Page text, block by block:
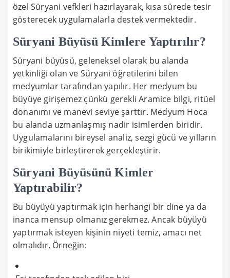
özel Süryani vefkleri hazırlayarak, kısa sürede tesir
gösterecek uygulamalarla destek vermektedir.
Süryani Büyüsü Kimlere Yaptırılır?
Süryani büyüsü, geleneksel olarak bu alanda
yetkinliği olan ve Süryani öğretilerini bilen
medyumlar tarafından yapılır. Her medyum bu
büyüye girişemez çünkü gerekli Aramice bilgi, ritüel
donanımı ve manevi seviye şarttır. Medyum Hoca
bu alanda uzmanlaşmış nadir isimlerden biridir.
Uygulamalarını bireysel analiz, sezgi gücü ve yılların
birikimiyle birleştirerek gerçekleştirir.
Süryani Büyüsünü Kimler
Yaptırabilir?
Bu büyüyü yaptırmak için herhangi bir dine ya da
inanca mensup olmanız gerekmez. Ancak büyüyü
yaptırmak isteyen kişinin niyeti temiz, amacı net
olmalıdır. Örneğin: